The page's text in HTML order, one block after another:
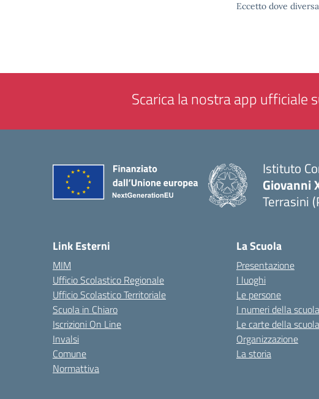
Eccetto dove
Scarica la nostra app ufficiale
Istituto
Giovanni
Terrasini
Link Esterni
MIM
Ufficio Scolastico Regionale
Ufficio Scolastico Territoriale
Scuola in Chiaro
Iscrizioni On Line
Invalsi
Comune
Normattiva
La Scuola
Presentazione
I luoghi
Le persone
I numeri della scuola
Le carte della scuola
Organizzazione
La storia